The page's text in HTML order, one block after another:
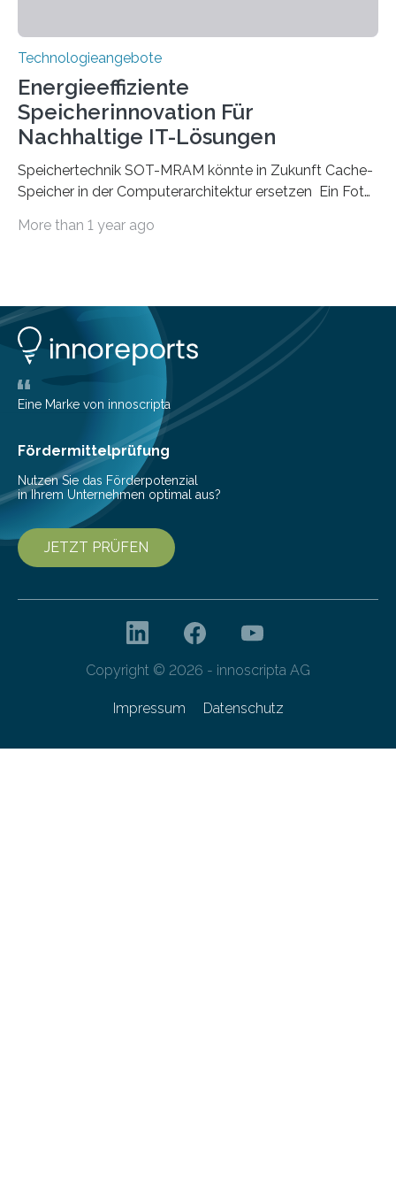
Technologieangebote
Energieeffiziente
Speicherinnovation Für
Nachhaltige IT-Lösungen
Speichertechnik SOT-MRAM könnte in Zukunft Cache-
Speicher in der Computerarchitektur ersetzen Ein Foto,
Hochgeladene Medien landen in riesigen Cloud-
weltweiten Gesamtenergieverbrauchs, was 200
Terawattstunden Strom pro Jahr entspricht. Dieser
immense Energiebedarf hat Wissenschaftlerinnen und
Wissenschaftler dazu veranlasst, innovative Wege zur
Senkung des Energieverbrauchs zu erforschen. Neuer
Ansatz für Smartphones und Supercomputer
gleichermaßen geeignet…
More than 1 year ago
Eine Marke von innoscripta
Fördermittelprüfung
Nutzen Sie das Förderpotenzial
in Ihrem Unternehmen optimal aus?
JETZT PRÜFEN
Copyright © 2026 - innoscripta AG
Impressum Datenschutz